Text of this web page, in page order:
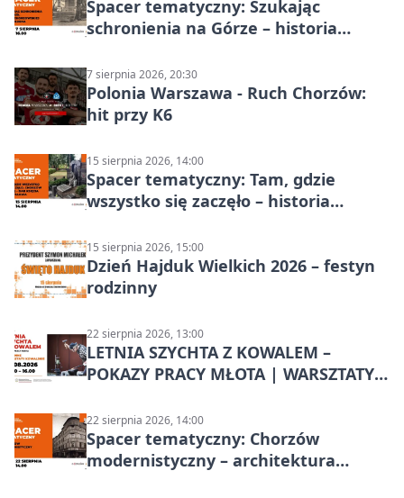
Spacer tematyczny: Szukając
schronienia na Górze – historia
7 sierpnia 2026, 20:30
Polonia Warszawa - Ruch Chorzów:
hit przy K6
15 sierpnia 2026, 14:00
Spacer tematyczny: Tam, gdzie
wszystko się zaczęło – historia
15 sierpnia 2026, 15:00
Dzień Hajduk Wielkich 2026 – festyn
rodzinny
22 sierpnia 2026, 13:00
LETNIA SZYCHTA Z KOWALEM –
POKAZY PRACY MŁOTA | WARSZTATY
22 sierpnia 2026, 14:00
Spacer tematyczny: Chorzów
modernistyczny – architektura